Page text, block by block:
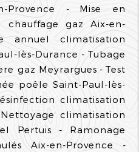
Provence
Mise en
gaz Aix-en-
annuel climatisation
lès-Durance
Tubage
gaz Meyrargues
Test
poêle Saint-Paul-lès-
climatisation
Nettoyage climatisation
Pertuis
Ramonage
Aix-en-Provence